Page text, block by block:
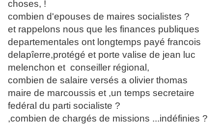
choses, !
combien d'epouses de maires socialistes ?
et rappelons nous que les finances publiques
departementales ont longtemps payé francois
delapîerre,protégé et porte valise de jean luc
melenchon et conseiller régional,
combien de salaire versés a olivier thomas
maire de marcoussis et ,un temps secretaire
fedéral du parti socialiste ?
,combien de chargés de missions ...indéfinies ?